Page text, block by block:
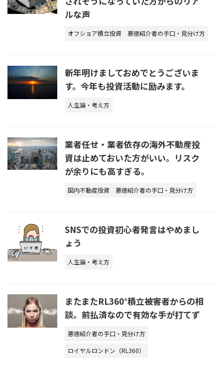
ルな声
オフショア積立投資 悪徳紹介者の手口・見分け方
新年明けましておめでとうございま
す。今年も投資活動に励みます。
人生論・考え方
業者任せ・業者依存の海外不動産投
資は止めておいた方がいい。リスク
が余りにも高すぎる。
国内不動産投資 悪徳紹介者の手口・見分け方
SNSでの投資初心者発言はやめまし
ょう
人生論・考え方
またまたRL360°積立被害者からの相
談。前払済なので有効な手が打てず
悪徳紹介者の手口・見分け方
ロイヤルロンドン（RL360）